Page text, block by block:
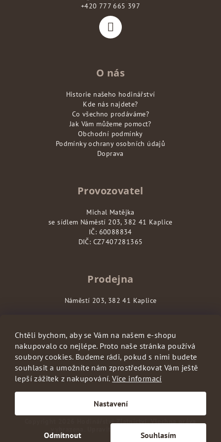
Chtěli bychom, aby se Vám na našem e-shopu
nakupovalo co nejlépe. Proto naše stránka používá
soubory cookies. Budeme rádi, pokud s nimi budete
souhlasit a umožníte nám zprostředkovat Vám ještě
lepší zážitek z nakupování. Více informací
Nastavení
Odmítnout Souhlasím
+420 777 665 397
O nás
Historie našeho hodinářství
Kde nás najdete?
Co všechno prodáváme?
Jak Vám můžeme pomoct?
Obchodní podmínky
Podmínky ochrany osobních údajů
Doprava
Provozovatel
Michal Matějka
se sídlem Náměstí 203, 382 41 Kaplice
IČ: 60088834
DIČ: CZ7407281365
Prodejna
Náměstí 203, 382 41 Kaplice
S láskou vyrobiloFilipesmedia
Hodinářství Zlatnictví. Všechna práva